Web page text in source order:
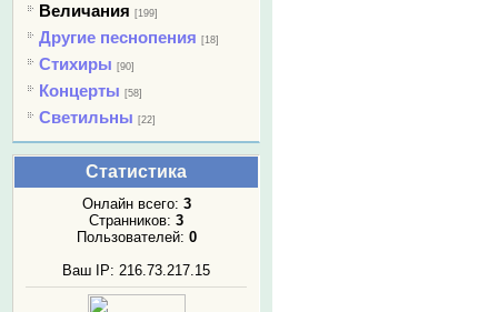
Величания [199]
Другие песнопения [18]
Стихиры [90]
Концерты [58]
Светильны [22]
Статистика
Онлайн всего: 3
Странников: 3
Пользователей: 0
Ваш IP: 216.73.217.15